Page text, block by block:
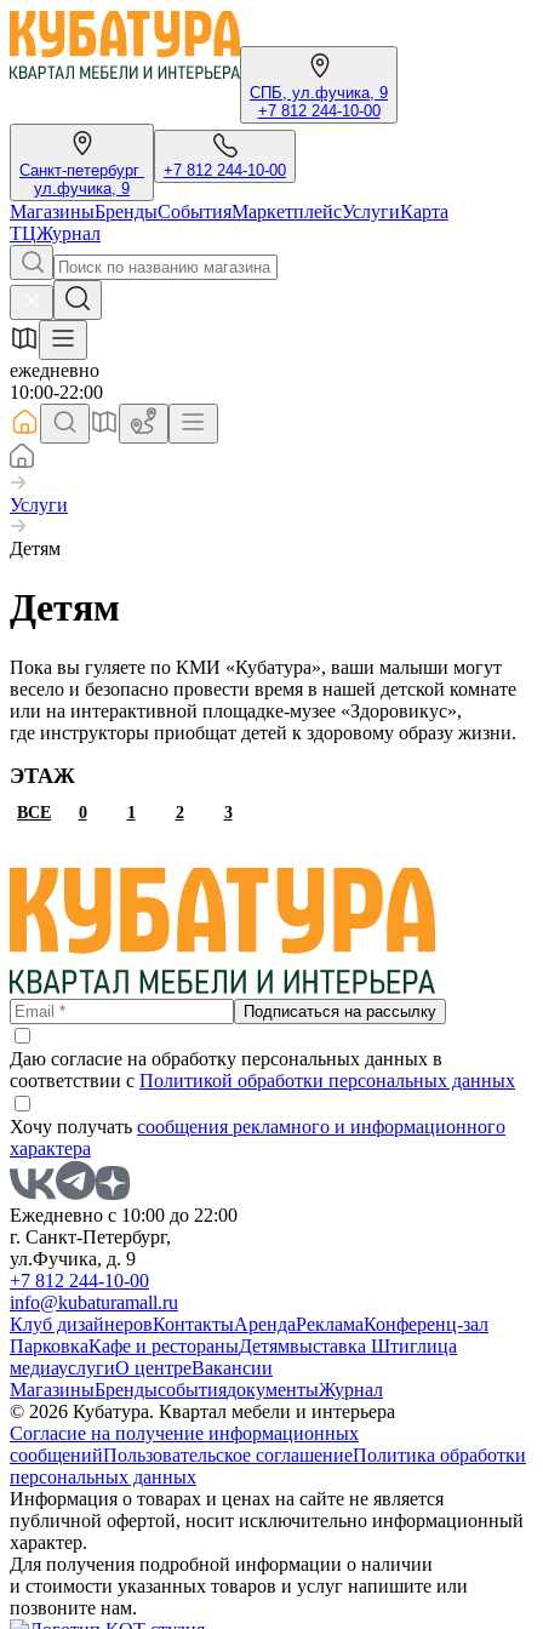
СПБ, ул.фучика, 9
+7 812 244-10-00
Санкт-петербург
ул.фучика, 9
+7 812 244-10-00
МагазиныБрендыСобытияМаркетплейсУслугиКарта
ТЦЖурнал
ежедневно
10:00-22:00
Услуги
Детям
Детям
Пока вы гуляете по КМИ «Кубатура», ваши малыши могут
весело и безопасно провести время в нашей детской комнате
или на интерактивной площадке-музее «Здоровикус»,
где инструкторы приобщат детей к здоровому образу жизни.
ЭТАЖ
ВСЕ 0 1 2 3
Подписаться на рассылку
Даю согласие на обработку персональных данных в
соответствии с Политикой обработки персональных данных
Хочу получать сообщения рекламного и информационного
характера
Ежедневно с 10:00 до 22:00
г. Санкт-Петербург,
ул.Фучика, д. 9
+7 812 244-10-00
info@kubaturamall.ru
Клуб дизайнеровКонтактыАрендаРекламаКонференц-зал
ПарковкаКафе и рестораныДетямвыставка Штиглица
медиауслугиО центреВакансии
МагазиныБрендысобытиядокументыЖурнал
© 2026 Кубатура. Квартал мебели и интерьера
Согласие на получение информационных
сообщенийПользовательское соглашениеПолитика обработки
персональных данных
Информация о товарах и ценах на сайте не является
публичной офертой, носит исключительно информационный
характер.
Для получения подробной информации о наличии
и стоимости указанных товаров и услуг напишите или
позвоните нам.